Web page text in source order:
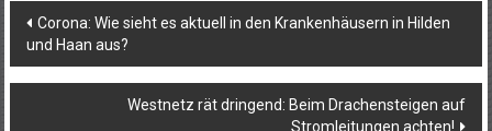
Beitragsnavigation
Corona: Wie sieht es aktuell in den Krankenhäusern in Hilden
und Haan aus?
Westnetz rät dringend: Beim Drachensteigen auf
Stromleitungen achten!